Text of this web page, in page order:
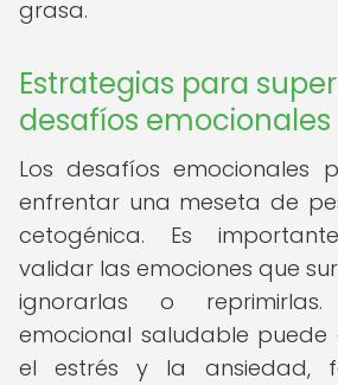
grasa.
Estrategias para
desafíos emocionales
Los desafíos emocionales
enfrentar una meseta de
cetogénica. Es
validar las emociones que
ignorarlas o
emocional saludable
el estrés y la ansiedad,